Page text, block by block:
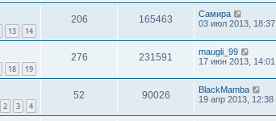
13 14
206 165463
Самира
03 июл 2013, 18:37
18 19
276 231591
maugli_99
17 июн 2013, 14:01
2 3 4
52 90026
BlackMamba
19 апр 2013, 12:38